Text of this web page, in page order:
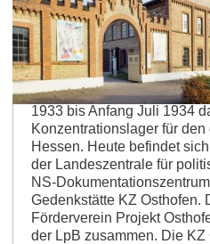
Osthofen
Gedenkstätte KZ
In Osthofen, in einer alten
im Ziegelhüttenweg,
1933 bis Anfang Juli 1934
Konzentrationslager für
Hessen. Heute befindet
der Landeszentrale für
NS-
Gedenkstätte KZ Osthofen.
Förderverein Projekt
der LpB zusammen. Die KZ